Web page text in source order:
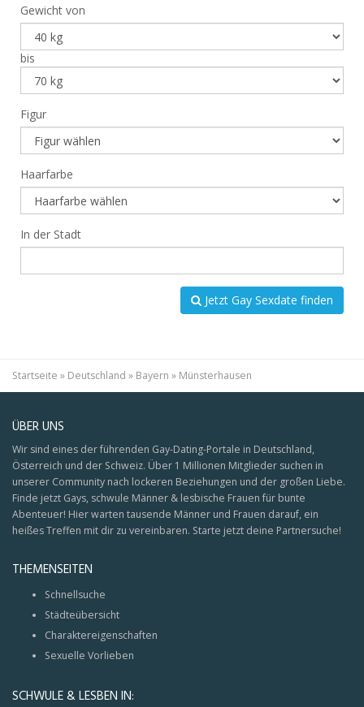
Gewicht von
bis
Figur
Haarfarbe
In der Stadt
Jetzt Gay Sexdate finden
Startseite » Deutschland » Bayern » Münsterhausen
ÜBER UNS
Wir sind eines der führenden Gay-Dating-Portale in Deutschland,
Österreich und der Schweiz. Über 1 Millionen Mitglieder suchen in
unserer Community nach lockeren Beziehungen und der großen Liebe.
Finde jetzt Gays, schwule Männer & lesbische Frauen für bunte
Abenteuer! Hier warten tausende Männer und Frauen darauf, ein
heißes Treffen mit dir zu vereinbaren. Starte jetzt deine Partnersuche!
THEMENSEITEN
Schnellsuche
Städteübersicht
Charaktereigenschaften
Sexuelle Vorlieben
SCHWULE & LESBEN IN: